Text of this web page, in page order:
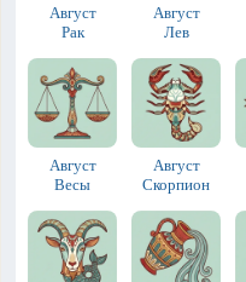
Август
Рак
Август
Лев
Август
Весы
Август
Скорпион